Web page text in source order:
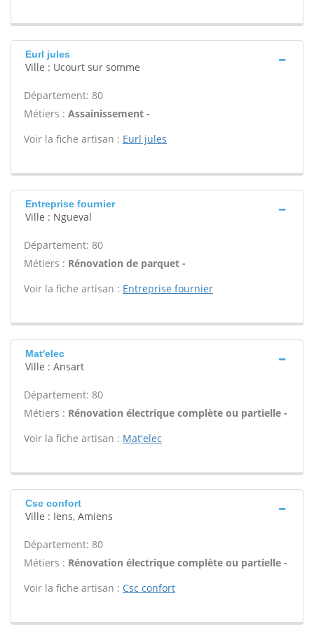
Eurl jules
Ville : Ucourt sur somme
Département: 80
Métiers : Assainissement -
Voir la fiche artisan : Eurl jules
Entreprise fournier
Ville : Ngueval
Département: 80
Métiers : Rénovation de parquet -
Voir la fiche artisan : Entreprise fournier
Mat'elec
Ville : Ansart
Département: 80
Métiers : Rénovation électrique complète ou partielle -
Voir la fiche artisan : Mat'elec
Csc confort
Ville : Iens, Amiens
Département: 80
Métiers : Rénovation électrique complète ou partielle -
Voir la fiche artisan : Csc confort